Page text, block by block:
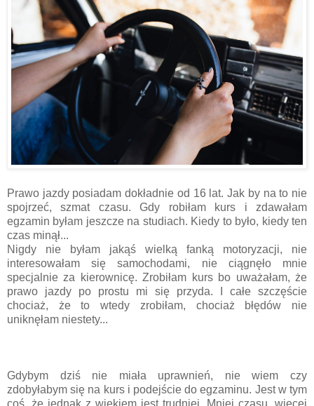
Prawo jazdy posiadam dokładnie od 16 lat. Jak by na to nie
spojrzeć, szmat czasu. Gdy robiłam kurs i zdawałam
egzamin byłam jeszcze na studiach. Kiedy to było, kiedy ten
czas minął...
Nigdy nie byłam jakąś wielką fanką motoryzacji, nie
interesowałam się samochodami, nie ciągnęło mnie
specjalnie za kierownicę. Zrobiłam kurs bo uważałam, że
prawo jazdy po prostu mi się przyda. I całe szczęście
chociaż, że to wtedy zrobiłam, chociaż błędów nie
uniknęłam niestety...
Gdybym dziś nie miała uprawnień, nie wiem czy
zdobyłabym się na kurs i podejście do egzaminu. Jest w tym
coś, że jednak z wiekiem jest trudniej. Mniej czasu, więcej